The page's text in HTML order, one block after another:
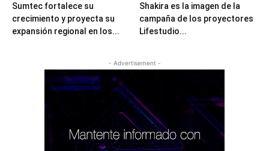
Sumtec fortalece su
crecimiento y proyecta su
expansión regional en los...
Shakira es la imagen de la
campaña de los proyectores
Lifestudio...
- Advertisement -